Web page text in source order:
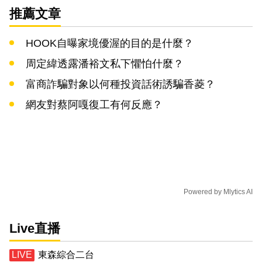
推薦文章
HOOK自曝家境優渥的目的是什麼？
周定緯透露潘裕文私下懼怕什麼？
富商詐騙對象以何種投資話術誘騙香菱？
網友對蔡阿嘎復工有何反應？
Powered by Mlytics AI
Live直播
東森綜合二台